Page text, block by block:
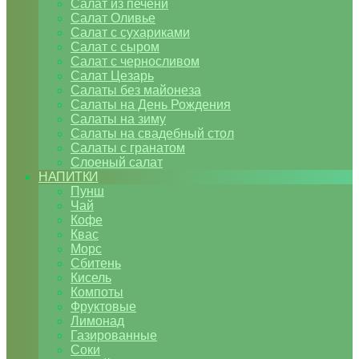
Салат из печени
Салат Оливье
Салат с сухариками
Салат с сыром
Салат с черносливом
Салат Цезарь
Салаты без майонеза
Салаты на День Рождения
Салаты на зиму
Салаты на свадебный стол
Салаты с гранатом
Слоеный салат
НАПИТКИ
Пунш
Чай
Кофе
Квас
Морс
Сбитень
Кисель
Компоты
Фруктовые
Лимонад
Газированные
Соки